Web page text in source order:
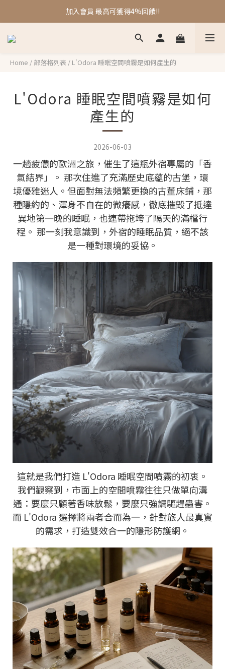
❤️❤️刷卡/轉帳/line pay/街口支付 再享2%折扣
加入會員 最高可獲得4%回饋!!
❤️❤️刷卡/轉帳/line pay/街口支付 再享2%折扣
Home / 部落格列表 / L'Odora 睡眠空間噴霧是如何產生的
L'Odora 睡眠空間噴霧是如何
產生的
2026-06-03
一趟疲憊的歐洲之旅，催生了這瓶外宿專屬的「香
氣結界」。 那次住進了充滿歷史底蘊的古堡，環
境優雅迷人。但面對無法頻繁更換的古董床鋪，那
種隱約的、渾身不自在的微癢感，徹底摧毀了抵達
異地第一晚的睡眠，也連帶拖垮了隔天的滿檔行
程。 那一刻我意識到，外宿的睡眠品質，絕不該
是一種對環境的妥協。
這就是我們打造 L'Odora 睡眠空間噴霧的初衷。
我們觀察到，市面上的空間噴霧往往只做單向溝
通：要麼只顧著香味放鬆，要麼只強調驅趕蟲害。
而 L'Odora 選擇將兩者合而為一，針對旅人最真實
的需求，打造雙效合一的隱形防護網。